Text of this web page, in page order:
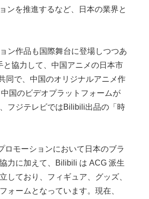
ンを推進するなど、日本の業界と
ン作品も国際舞台に登場しつつあ
協力して、中国アニメの日本市
同で、中国のオリジナルアニメ作
国のビデオプラットフォームが
フジテレビではBilibili出品の「時
ロモーションにおいて日本のブラ
力に加えて、Bilibili は ACG 派生
しており、フィギュア、グッズ、
ォームとなっています。現在、